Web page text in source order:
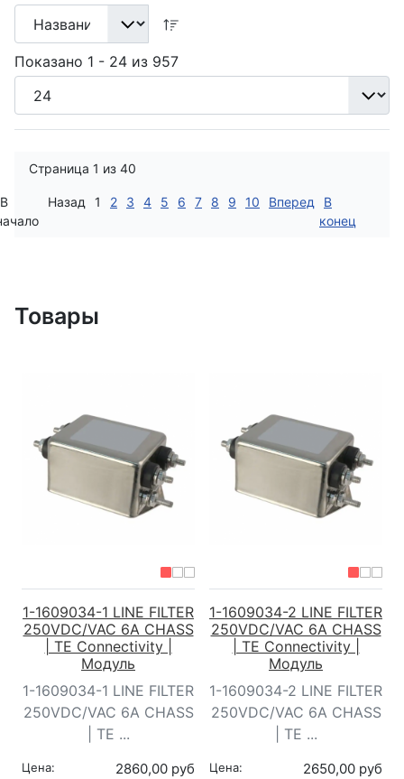
Показано 1 - 24 из 957
Страница 1 из 40
В
Назад 1 2 3 4 5 6 7 8 9 10 Вперед
В
конец
Товары
1-1609034-1 LINE FILTER
250VDC/VAC 6A CHASS
| TE Connectivity |
Модуль
1-1609034-1 LINE FILTER
250VDC/VAC 6A CHASS
| TE ...
Цена: 2860,00 руб
1-1609034-2 LINE FILTER
250VDC/VAC 6A CHASS
| TE Connectivity |
Модуль
1-1609034-2 LINE FILTER
250VDC/VAC 6A CHASS
| TE ...
Цена: 2650,00 руб